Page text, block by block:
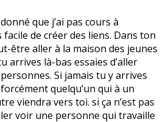
que j’ai pas cours à
facile de créer des liens. Dans ton
être aller à la maison des jeunes
arrives là-bas essaies d’aller
Si jamais tu y arrives
quelqu’un qui à un
viendra vers toi. si ça n’est pas
voir une personne qui travaille